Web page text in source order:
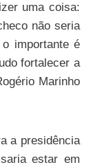
uma coisa:
não seria
importante é
fortalecer a
Marinho
a presidência
estar em